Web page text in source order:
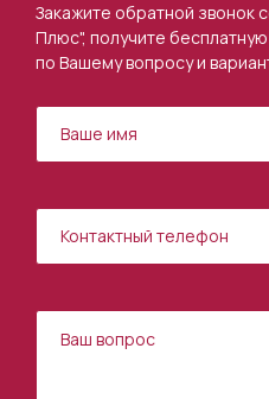
Закажите обратной звонок
Плюс", получите
по Вашему вопросу и